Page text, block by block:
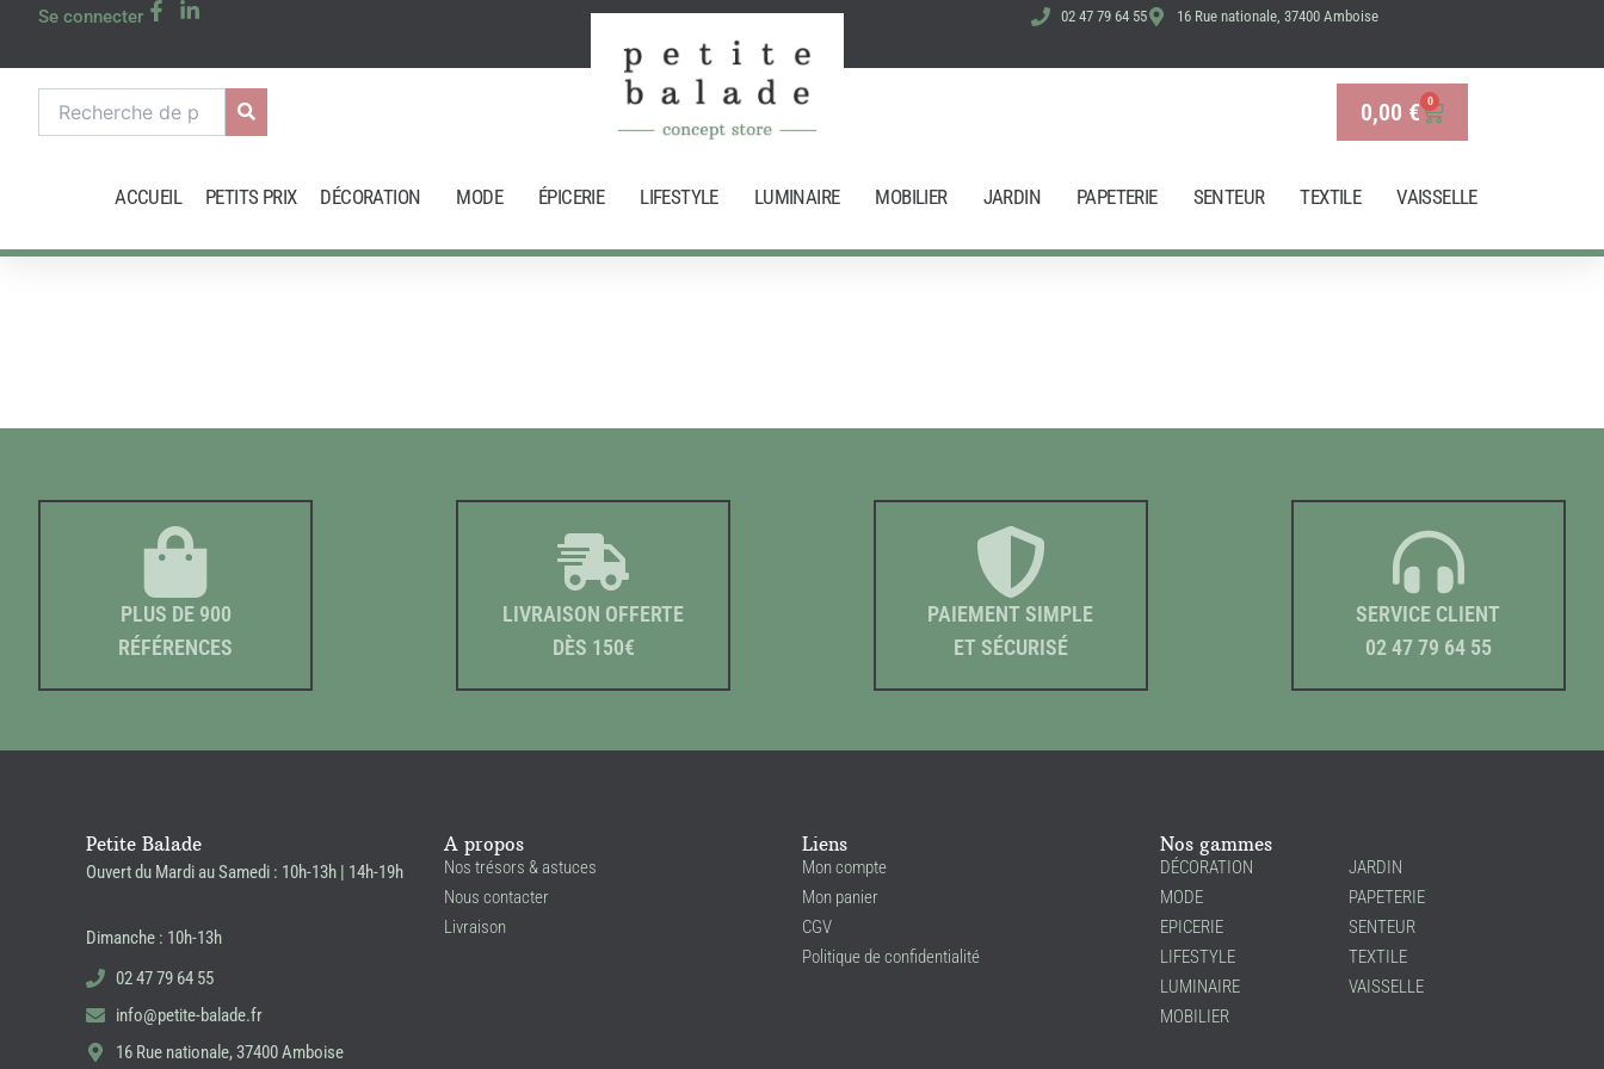
Se connecter 02 47 79 64 55 16 Rue nationale, 37400 Amboise
pour :
0,00 € 0
Panier
ACCUEIL PETITS PRIX DÉCORATION MODE ÉPICERIE LIFESTYLE LUMINAIRE MOBILIER JARDIN PAPETERIE SENTEUR TEXTILE VAISSELLE
PLUS DE 900
RÉFÉRENCES
LIVRAISON OFFERTE
DÈS 150€
PAIEMENT SIMPLE
ET SÉCURISÉ
SERVICE CLIENT
02 47 79 64 55
Petite Balade
Ouvert du Mardi au Samedi : 10h-13h | 14h-19h
Dimanche : 10h-13h
02 47 79 64 55
info@petite-balade.fr
16 Rue nationale, 37400 Amboise
A propos
Nos trésors & astuces
Nous contacter
Livraison
Liens
Mon compte
Mon panier
CGV
Politique de confidentialité
Nos gammes
DÉCORATION
MODE
EPICERIE
LIFESTYLE
LUMINAIRE
MOBILIER
JARDIN
PAPETERIE
SENTEUR
TEXTILE
VAISSELLE